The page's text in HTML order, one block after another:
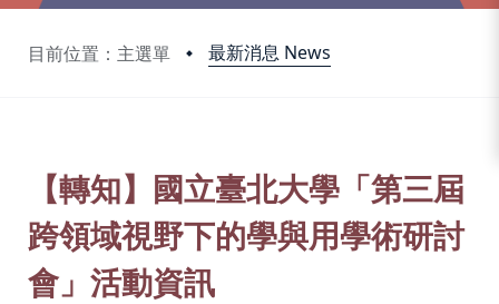
目前位置：主選單 最新消息 News
【轉知】國立臺北大學「第三屆
跨領域視野下的學與用學術研討
會」活動資訊